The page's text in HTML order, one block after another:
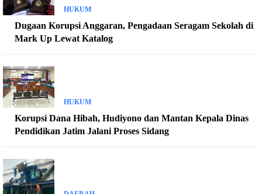
HUKUM
Dugaan Korupsi Anggaran, Pengadaan Seragam Sekolah di
Mark Up Lewat Katalog
HUKUM
Korupsi Dana Hibah, Hudiyono dan Mantan Kepala Dinas
Pendidikan Jatim Jalani Proses Sidang